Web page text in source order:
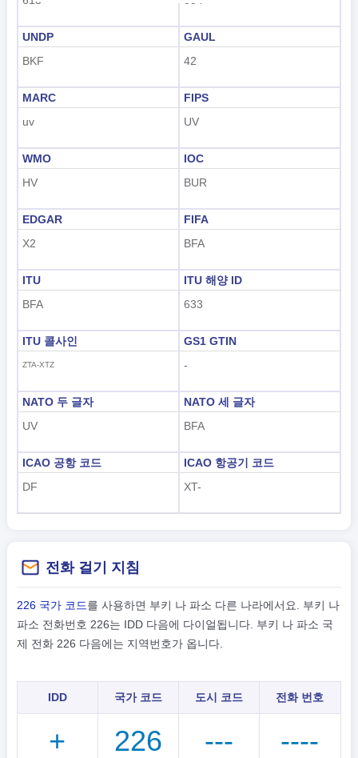
tiếng Việt
한국어
UNDP
BKF
GAUL
42
MARC
uv
FIPS
UV
WMO
HV
IOC
BUR
EDGAR
X2
FIFA
BFA
ITU
BFA
ITU 해양 ID
633
ITU 콜사인
ZTA-XTZ
GS1 GTIN
-
NATO 두 글자
UV
NATO 세 글자
BFA
ICAO 공항 코드
DF
ICAO 항공기 코드
XT-
전화 걸기 지침
226 국가 코드를 사용하면 부키 나 파소 다른 나라에서요. 부키 나
파소 전화번호 226는 IDD 다음에 다이얼됩니다. 부키 나 파소 국
제 전화 226 다음에는 지역번호가 옵니다.
IDD 국가 코드 도시 코드 전화 번호
+ 226 --- ----